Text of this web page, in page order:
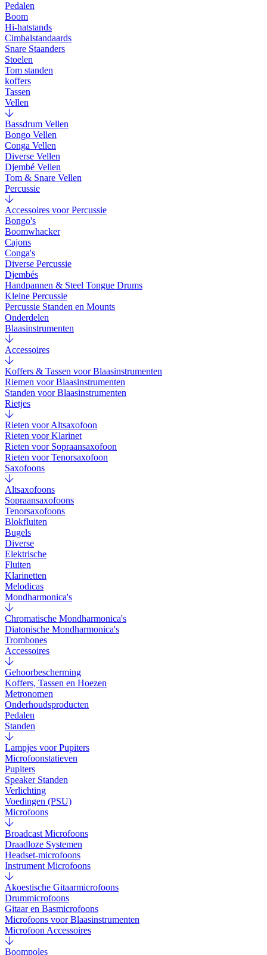
Pedalen
Boom
Hi-hatstands
Cimbalstandaards
Snare Staanders
Stoelen
Tom standen
koffers
Tassen
Vellen
Bassdrum Vellen
Bongo Vellen
Conga Vellen
Diverse Vellen
Djembé Vellen
Tom & Snare Vellen
Percussie
Accessoires voor Percussie
Bongo's
Boomwhacker
Cajons
Conga's
Diverse Percussie
Djembés
Handpannen & Steel Tongue Drums
Kleine Percussie
Percussie Standen en Mounts
Onderdelen
Blaasinstrumenten
Accessoires
Koffers & Tassen voor Blaasinstrumenten
Riemen voor Blaasinstrumenten
Standen voor Blaasinstrumenten
Rietjes
Rieten voor Altsaxofoon
Rieten voor Klarinet
Rieten voor Sopraansaxofoon
Rieten voor Tenorsaxofoon
Saxofoons
Altsaxofoons
Sopraansaxofoons
Tenorsaxofoons
Blokfluiten
Bugels
Diverse
Elektrische
Fluiten
Klarinetten
Melodicas
Mondharmonica's
Chromatische Mondharmonica's
Diatonische Mondharmonica's
Trombones
Accessoires
Gehoorbescherming
Koffers, Tassen en Hoezen
Metronomen
Onderhoudsproducten
Pedalen
Standen
Lampjes voor Pupiters
Microfoonstatieven
Pupiters
Speaker Standen
Verlichting
Voedingen (PSU)
Microfoons
Broadcast Microfoons
Draadloze Systemen
Headset-microfoons
Instrument Microfoons
Akoestische Gitaarmicrofoons
Drummicrofoons
Gitaar en Basmicrofoons
Microfoons voor Blaasinstrumenten
Microfoon Accessoires
Boompoles